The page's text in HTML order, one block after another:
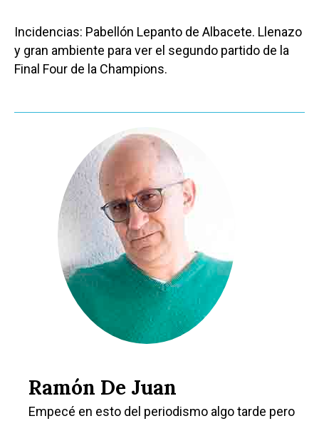
Incidencias: Pabellón Lepanto de Albacete. Llenazo
y gran ambiente para ver el segundo partido de la
Final Four de la Champions.
Ramón De Juan
Empecé en esto del periodismo algo tarde pero
Toledo
Ciudad Real
Sanidad
Economía
Cultura
Sucesos
Medio Ambiente
Especiales
Política
Galerías